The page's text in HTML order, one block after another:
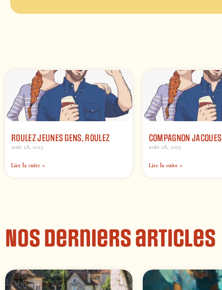
ROULEZ JEUNES GENS, ROULEZ
août 28, 2023
Lire la suite »
COMPAGNON JACQUES
août 28, 2023
Lire la suite »
Nos derniers articles